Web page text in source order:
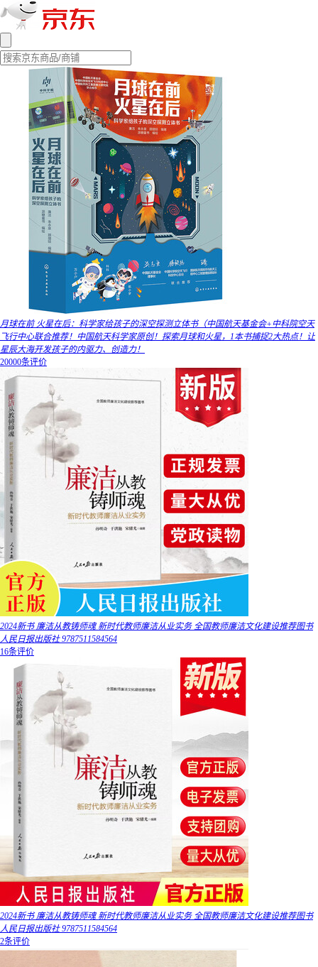
月球在前 火星在后：科学家给孩子的深空探测立体书（中国航天基金会+中科院空天
飞行中心联合推荐！中国航天科学家原创！探索月球和火星，1本书捕捉2大热点！让
星辰大海开发孩子的内驱力、创造力！
20000条评价
2024新书 廉洁从教铸师魂 新时代教师廉洁从业实务 全国教师廉洁文化建设推荐图书
人民日报出版社 9787511584564
16条评价
2024新书 廉洁从教铸师魂 新时代教师廉洁从业实务 全国教师廉洁文化建设推荐图书
人民日报出版社 9787511584564
2条评价